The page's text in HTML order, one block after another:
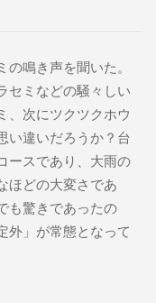
鳴き声を聞いた。
セミなどの騒々しい
、次にツクツクホウ
い違いだろうか？台
ースであり、大雨の
ほどの大変さであ
も驚きであったの
外」が常態となって